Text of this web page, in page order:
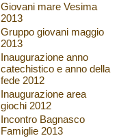
Giovani mare Vesima
2013
Gruppo giovani maggio
2013
Inaugurazione anno
catechistico e anno della
fede 2012
Inaugurazione area
giochi 2012
Incontro Bagnasco
Famiglie 2013